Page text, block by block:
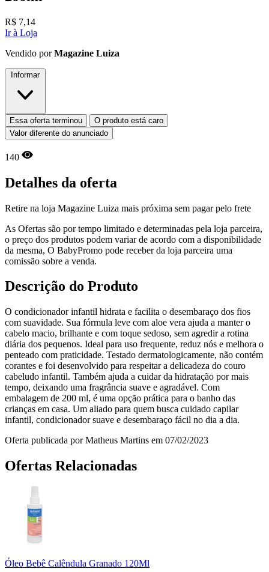
R$ 7,14
Ir à Loja
Vendido porMagazine Luiza
Informar
Essa oferta terminou
O produto está caro
Valor diferente do anunciado
140
Detalhes da oferta
Retire na loja Magazine Luiza mais próxima sem pagar pelo frete
As Ofertas são por tempo limitado e determinadas pela loja parceira,
o preço dos produtos podem variar de acordo com a disponibilidade
da mesma, O BabyPromo pode receber da loja parceira uma
comissão sobre a venda.
Descrição do Produto
O condicionador infantil hidrata e facilita o desembaraço dos fios
com suavidade. Sua fórmula leve com aloe vera ajuda a manter o
cabelo macio, brilhante e com toque sedoso, sem agredir a rotina
diária dos pequenos. Ideal para uso frequente, reduz nós e melhora o
penteado com praticidade. Testado dermatologicamente, não contém
corantes e foi desenvolvido para respeitar a delicadeza do couro
cabeludo infantil. Também ajuda a cuidar da hidratação por mais
tempo, deixando uma fragrância suave e agradável. Com
embalagem de 200 ml, é uma opção prática para o banho das
crianças em casa. Um aliado para quem busca cuidado capilar
infantil, condicionador suave e desembaraço fácil no dia a dia.
Oferta publicada por Matheus Martins em 07/02/2023
Ofertas Relacionadas
Óleo Bebê Calêndula Granado 120Ml